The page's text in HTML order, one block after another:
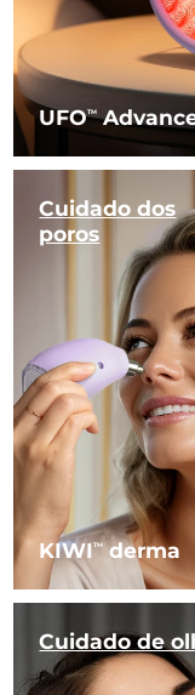
UFOTM
KIWITMderma
Cuidado dos
poros
Cuidado de